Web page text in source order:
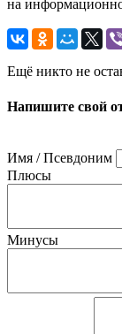
на
Ещё никто не
Напишите свой
Имя / Псевдоним
Плюсы
Минусы